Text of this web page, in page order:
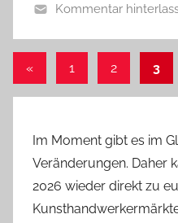
Kommentar
der
«Vorherige
1 2 3
Im Moment gibt es im
Veränderungen. Daher
2026 wieder direkt zu